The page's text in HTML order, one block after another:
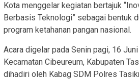
Kota menggelar kegiatan bertajuk
Berbasis Teknologi” sebagai bentuk
program ketahanan pangan nasional.
Acara digelar pada Senin pagi, 16
Kecamatan Cibeureum, Kabupaten
dihadiri oleh Kabag SDM Polres